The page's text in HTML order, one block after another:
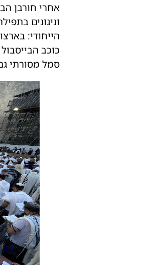
אחרי חורבן
וניגונים
הייחודי:
כוכב
סמל מסורתי